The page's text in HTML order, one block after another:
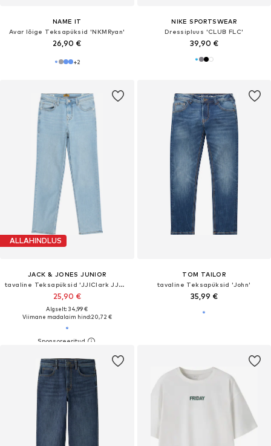
NAME IT
Avar lõige Teksapüksid 'NKMRyan'
26,90 €
+2
NIKE SPORTSWEAR
Dressipluus 'CLUB FLC'
39,90 €
ALLAHINDLUS
JACK & JONES JUNIOR
tavaline Teksapüksid 'JJIClark JJOriginal'
25,90 €
Algselt: 34,99 €
Viimane madalaim hind:20,72 €
TOM TAILOR
tavaline Teksapüksid 'John'
35,99 €